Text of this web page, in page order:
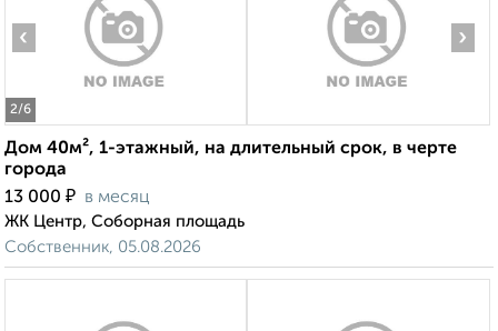
2/6
‹ ›
Дом 40м², 1-этажный, на длительный срок, в черте
города
13 000 ₽ в месяц
ЖК Центр, Соборная площадь
Собственник, 05.08.2026